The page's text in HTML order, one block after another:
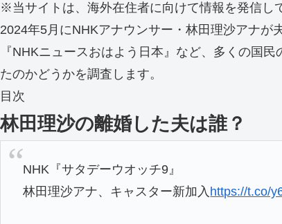
※当サイトは、海外在住者に向けて情報を発信し
2024年5月にNHKアナウンサー・林田理沙アナ
『NHKニュースおはよう日本』など、多くの国
たのかどうかを調査します。
目次
林田理沙の離婚した夫は誰？
NHK『サタデーウオッチ9』
林田理沙アナ、キャスター新加入 https://t.co/